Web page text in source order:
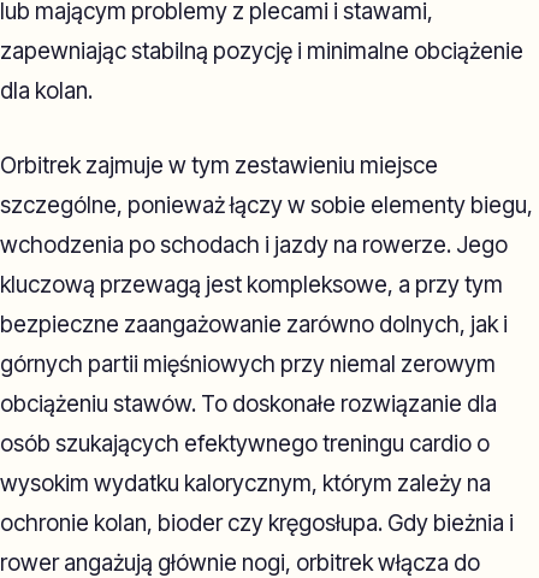
lub mającym problemy z plecami i stawami,
zapewniając stabilną pozycję i minimalne obciążenie
dla kolan.
Orbitrek zajmuje w tym zestawieniu miejsce
szczególne, ponieważ łączy w sobie elementy biegu,
wchodzenia po schodach i jazdy na rowerze. Jego
kluczową przewagą jest kompleksowe, a przy tym
bezpieczne zaangażowanie zarówno dolnych, jak i
górnych partii mięśniowych przy niemal zerowym
obciążeniu stawów. To doskonałe rozwiązanie dla
osób szukających efektywnego treningu cardio o
wysokim wydatku kalorycznym, którym zależy na
ochronie kolan, bioder czy kręgosłupa. Gdy bieżnia i
rower angażują głównie nogi, orbitrek włącza do